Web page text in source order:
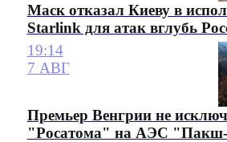
Маск отказал Киеву в
Starlink для атак вглубь
19:14
7 АВГ
Премьер Венгрии не
"Росатома" на АЭС